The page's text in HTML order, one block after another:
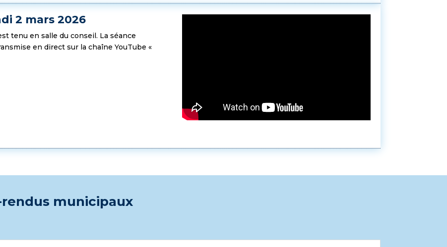
2 mars 2026
tenu en salle du conseil. La séance
en direct sur la chaîne YouTube «
municipaux